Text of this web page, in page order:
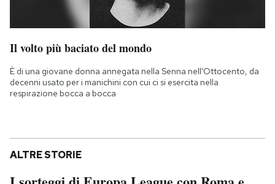
Il volto più baciato del mondo
È di una giovane donna annegata nella Senna nell'Ottocento, da
decenni usato per i manichini con cui ci si esercita nella
respirazione bocca a bocca
ALTRE STORIE